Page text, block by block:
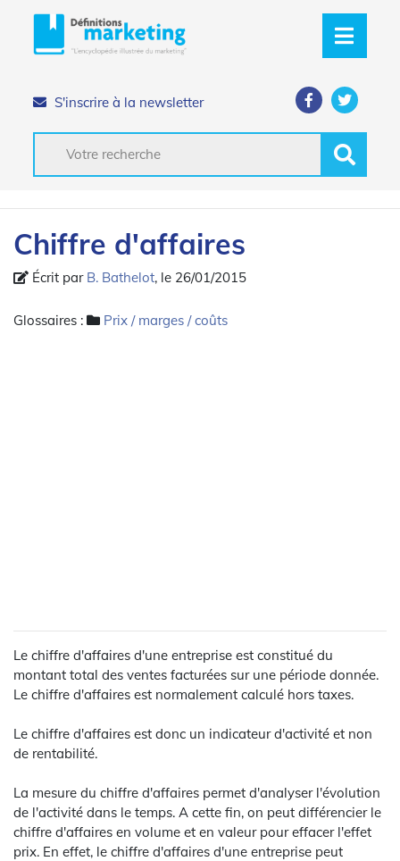
S'inscrire à la newsletter
Chiffre d'affaires
Écrit par B. Bathelot, le 26/01/2015
Glossaires : Prix / marges / coûts
Le chiffre d'affaires d'une entreprise est constitué du
montant total des ventes facturées sur une période donnée.
Le chiffre d'affaires est normalement calculé hors taxes.
Le chiffre d'affaires est donc un indicateur d'activité et non
de rentabilité.
La mesure du chiffre d'affaires permet d'analyser l'évolution
de l'activité dans le temps. A cette fin, on peut différencier le
chiffre d'affaires en volume et en valeur pour effacer l'effet
prix. En effet, le chiffre d'affaires d'une entreprise peut